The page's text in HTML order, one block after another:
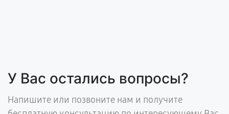
У Вас остались вопросы?
Напишите или позвоните нам и получите